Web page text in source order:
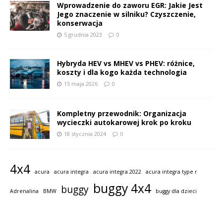
Wprowadzenie do zaworu EGR: Jakie Jest
Jego znaczenie w silniku? Czyszczenie,
konserwacja
5 grudnia 2023 0
Hybryda HEV vs MHEV vs PHEV: różnice,
koszty i dla kogo każda technologia
15 maja 2026 0
Kompletny przewodnik: Organizacja
wycieczki autokarowej krok po kroku
18 stycznia 2024 0
4x4 acura acura integra acura integra 2022 acura integra type r
Adrenalina BMW buggy buggy 4x4
buggy dla dzieci